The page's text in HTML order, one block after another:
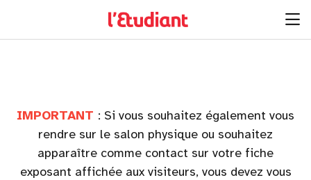
IMPORTANT : Si vous souhaitez également vous
rendre sur le salon physique ou souhaitez
apparaître comme contact sur votre fiche
exposant affichée aux visiteurs, vous devez vous